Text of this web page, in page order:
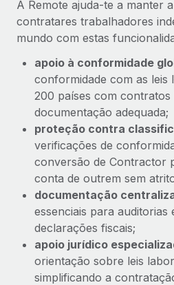
A Remote ajuda-te a manter
contratares trabalhadores
mundo com estas
apoio à conformidade
conformidade com as leis
200 países com contratos
documentação adequada;
proteção contra
verificações de
conversão de Contractor
conta de outrem sem
documentação
essenciais para auditorias
declarações fiscais;
apoio jurídico
orientação sobre leis
simplificando a